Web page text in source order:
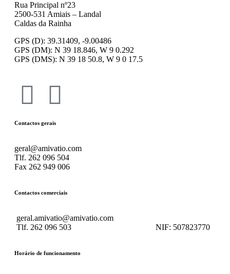
Rua Principal nº23
2500-531 Amiais – Landal
Caldas da Rainha
GPS (D): 39.31409, -9.00486
GPS (DM): N 39 18.846, W 9 0.292
GPS (DMS): N 39 18 50.8, W 9 0 17.5
Contactos gerais
geral@amivatio.com
Tlf. 262 096 504
Fax 262 949 006
Contactos comerciais
geral.amivatio@amivatio.com
Tlf. 262 096 503 NIF: 507823770
Horário de funcionamento